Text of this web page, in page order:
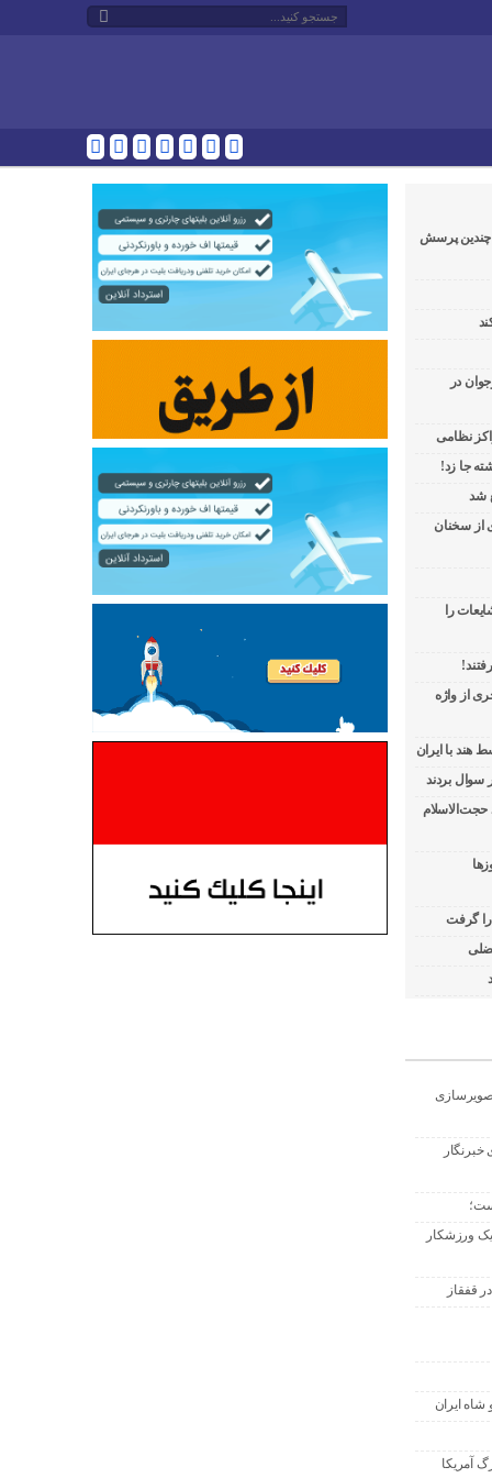
چندین پرسش
در
نظامی
جا زد!
شد
از سخنان
را
از واژه
هند با ایران
حجت‌الاسلام
را گرفت
یک ورزشکار
قفقاز
ایران
آمریکا